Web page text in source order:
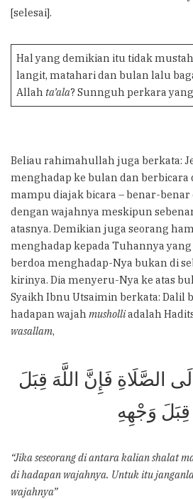
[selesai].
Hal yang demikian itu tidak
langit, matahari dan bulan lalu
Allah ta’ala? Sunnguh perkara
Beliau rahimahullah juga berkata:
menghadap ke bulan dan berbicara
mampu diajak bicara – benar-benar
dengan wajahnya meskipun
atasnya. Demikian juga seorang
menghadap kepada Tuhannya yang
berdoa menghadap-Nya bukan di
kirinya. Dia menyeru-Nya ke atas
Syaikh Ibnu Utsaimin berkata: Dalil
hadapan wajah musholliadalah
wasallam,
الصَّلَاةِ فَإِنَّ اللَّهَ قِبَلَ
وَجْهِهِ
“Jika seseorang di antara kalian shalat
di hadapan wajahnya. Untuk itu
wajahnya”